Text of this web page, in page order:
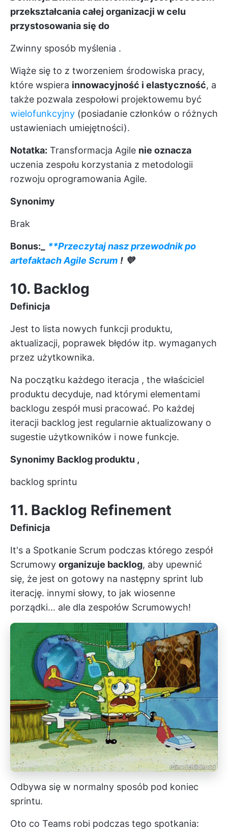
przekształcaniacałej organizacji w celu
przystosowania się do
Zwinny sposób myślenia .
Wiąże się to z tworzeniem środowiska pracy,
które wspiera innowacyjność i elastyczność, a
także pozwala zespołowi projektowemu być
wielofunkcyjny (posiadanie członków o różnych
ustawieniach umiejętności).
Notatka: Transformacja Agile nie oznacza
uczenia zespołu korzystania z metodologii
rozwoju oprogramowania Agile.
Synonimy
Brak
Bonus:_
**Przeczytaj nasz przewodnik po
artefaktach Agile Scrum ! 💜
10. Backlog
Definicja
Jest to lista nowych funkcji produktu,
aktualizacji, poprawek błędów itp. wymaganych
przez użytkownika.
Na początku każdego iteracja , the właściciel
produktu decyduje, nad którymi elementami
backlogu zespół musi pracować. Po każdej
iteracji backlog jest regularnie aktualizowany o
sugestie użytkowników i nowe funkcje.
Synonimy Backlog produktu ,
backlog sprintu
11. Backlog Refinement
Definicja
It's a Spotkanie Scrum podczas którego zespół
Scrumowy organizuje backlog, aby upewnić
się, że jest on gotowy na następny sprint lub
iterację. innymi słowy, to jak wiosenne
porządki... ale dla zespołów Scrumowych!
Odbywa się w normalny sposób pod koniec
sprintu.
Oto co Teams robi podczas tego spotkania: